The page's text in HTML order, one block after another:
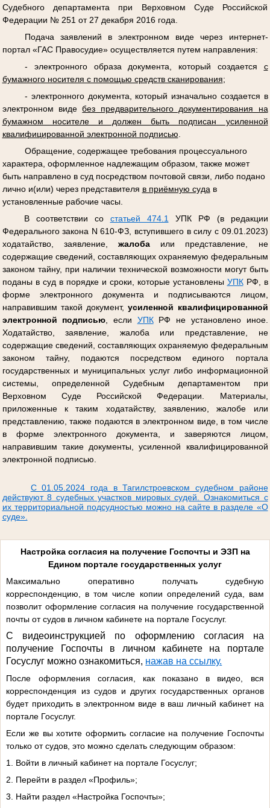
Судебного департамента при Верховном Суде Российской
Федерации № 251 от 27 декабря 2016 года.
Подача заявлений в электронном виде через интернет-
портал «ГАС Правосудие» осуществляется путем направления:
- электронного образа документа, который создается с
бумажного носителя с помощью средств сканирования;
- электронного документа, который изначально создается в
электронном видебез предварительного документирования на
бумажном носителе и должен быть подписан усиленной
квалифицированной электронной подписью
Обращение, содержащее требования процессуального
характера, оформленное надлежащим образом, также может
быть направлено в суд посредством почтовой связи, либо подано
лично и(или) через представителя в приёмную суда в
установленные рабочие часы.
В соответствии со статьей 474.1
УПК РФ (в редакции
Федерального закона N 610-ФЗ, вступившего в силу с 09.01.2023)
ходатайство, заявление, жалобаили представление, не
содержащие сведений, составляющих охраняемую федеральным
законом тайну, при наличии технической возможности могут быть
поданы в суд в порядке и сроки, которые установлены УПКРФ, в
форме электронного документа и подписываются лицом,
направившим такой документ,усиленной квалифицированной
электронной подписью , если УПКРФ не установлено иное.
Ходатайство, заявление, жалоба или представление, не
содержащие сведений, составляющих охраняемую федеральным
законом тайну, подаются посредством единого портала
государственных и муниципальных услуг либо информационной
системы, определенной Судебным департаментом при
Верховном Суде Российской Федерации. Материалы,
приложенные к таким ходатайству, заявлению, жалобе или
представлению, также подаются в электронном виде, в том числе
в форме электронного документа, и заверяются лицом,
направившим такие документы, усиленной квалифицированной
электронной подписью.
С 01.05.2024 года в Тагилстроевском судебном районе
действуют 8 судебных участков мировых судей. Ознакомиться с
их территориальной подсудностью можно на сайте в разделе «О
суде».
Настройка согласия на получение Госпочты и ЭЗП на
Едином портале государственных услуг
Максимально оперативно получать судебную
корреспонденцию, в том числе копии определений суда, вам
позволит оформление согласия на получение государственной
почты от судов в личном кабинете на портале Госуслуг.
С видеоинструкцией по оформлению согласия на
получение Госпочты в личном кабинете на портале
Госуслуг можно ознакомиться, нажав на ссылку.
После оформления согласия, как показано в видео, вся
корреспонденция из судов и других государственных органов
будет приходить в электронном виде в ваш личный кабинет на
портале Госуслуг.
Если же вы хотите оформить согласие на получение Госпочты
только от судов, это можно сделать следующим образом:
1. Войти в личный кабинет на портале Госуслуг;
2. Перейти в раздел «Профиль»;
3. Найти раздел «Настройка Госпочты»;